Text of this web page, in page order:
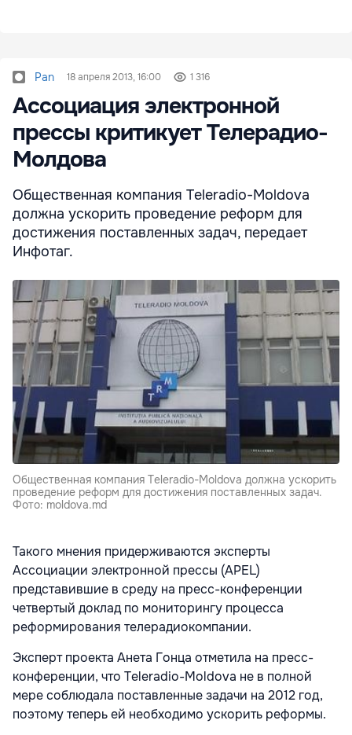
Pan 18 апреля 2013, 16:00 1 316
Ассоциация электронной
прессы критикует Телерадио-
Молдова
Общественная компания Тeleradio-Мoldova
должна ускорить проведение реформ для
достижения поставленных задач, передает
Инфотаг.
Общественная компания Тeleradio-Мoldova должна ускорить
проведение реформ для достижения поставленных задач.
Фото: moldova.md
Такого мнения придерживаются эксперты
Ассоциации электронной прессы (АPEL)
представившие в среду на пресс-конференции
четвертый доклад по мониторингу процесса
реформирования телерадиокомпании.
Эксперт проекта Анета Гонца отметила на пресс-
конференции, что Тeleradio-Мoldova не в полной
мере соблюдала поставленные задачи на 2012 год,
поэтому теперь ей необходимо ускорить реформы.